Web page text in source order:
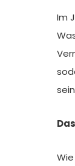
Im